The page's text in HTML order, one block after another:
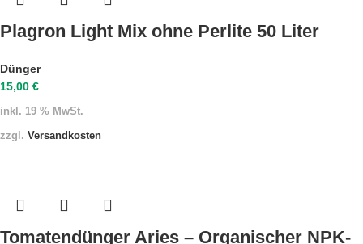
Plagron Light Mix ohne Perlite 50 Liter
Dünger
15,00 €
inkl. 19 % MwSt.
zzgl. Versandkosten
Tomatendünger Aries – Organischer NPK-